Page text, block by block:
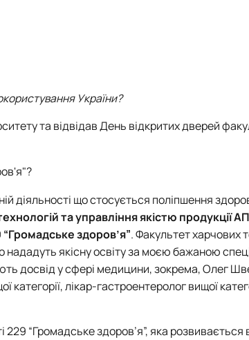
України?
та відвідав День відкритих дверей
діяльності що стосується поліпшення
та управління якістю продукції
здоров’я”. Факультет харчових
нададуть якісну освіту за моєю бажаною
досвід у сфері медицини, зокрема, Олег
лікар-гастроентеролог вищої
“Громадське здоров’я”, яка розвивається